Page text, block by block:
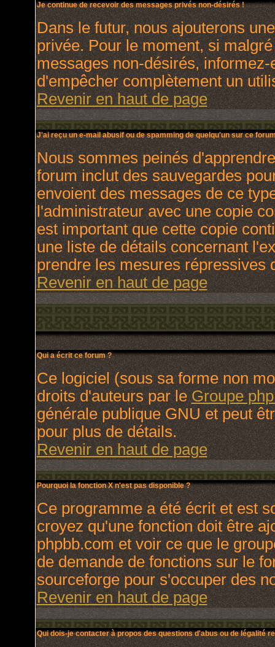
Je continue de recevoir des messages privés non-désirés !
Dans le futur, nous ajouterons
privée. Pour le moment, si
messages non-désirés,
d'empêcher complètement un
Revenir en haut de page
J'ai reçu un e-mail abusif ou de spamming de quelqu'un sur ce
Nous sommes peinés
forum inclut des sauvegardes
envoient des messages de ce
l'administrateur avec une copie
est important que cette copie
une liste de détails concernant
prendre les mesures répressives
Revenir en haut de page
Qui a écrit ce forum ?
Ce logiciel (sous sa forme non
droits d'auteurs par leGroupe
générale publique GNU et peut
pour plus de détails.
Revenir en haut de page
Pourquoi la fonction X n'est pas disponible ?
Ce programme a été écrit et est
croyez qu'une fonction doit être
phpbb.com et voir ce que le
de demande de fonctions sur le
sourceforge pour s'occuper des
Revenir en haut de page
Qui dois-je contacter à propos des questions d'abus ou de légalité